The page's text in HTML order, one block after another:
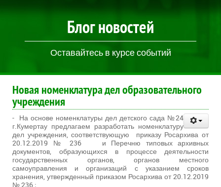
Блог новостей
Оставайтесь в курсе событий
Новая номенклатура дел образовательного
учреждения
- На основе номенклатуры дел детского сада №24
г.Кумертау предлагаем разработать номенклатуру
дел учреждения, соответствующую приказу Росархива от
20.12.2019 № 236 и Перечню типовых архивных
документов, образующихся в процессе деятельности
государственных органов, органов местного
самоуправления и организаций с указанием сроков
хранения, утвержденный приказом Росархива от 20.12.2019
№ 236 ;